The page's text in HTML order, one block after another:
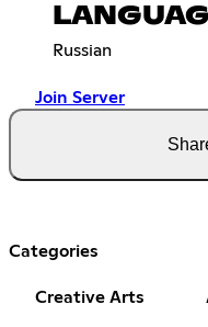
Russian
Join Server
Categories
Creative Arts